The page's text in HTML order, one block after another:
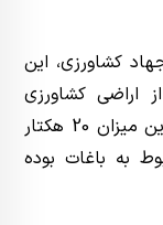
کشاورزی، این
به 613 هکتار از اراضی کشاورزی
شهرستان خسارت وارد کرده است که از این میزان 20 هکتار
و 593 هکتار مربوط به باغات بوده